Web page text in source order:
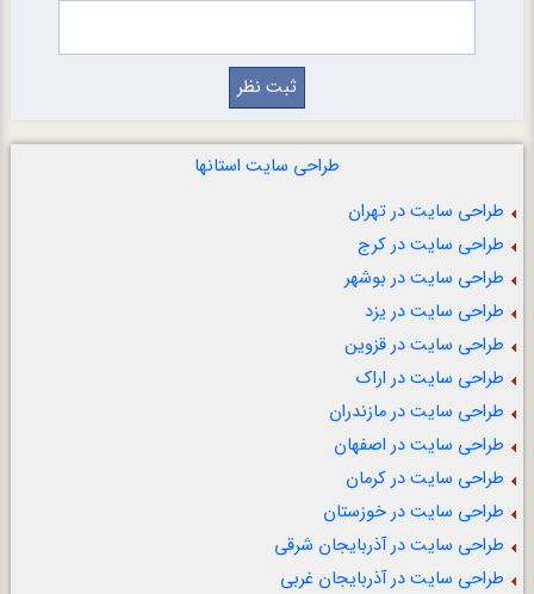
طراحی سایت استانها
طراحی سایت در تهران
طراحی سایت در کرج
طراحی سایت در بوشهر
طراحی سایت در یزد
طراحی سایت در قزوین
طراحی سایت در اراک
طراحی سایت در مازندران
طراحی سایت در اصفهان
طراحی سایت در کرمان
طراحی سایت در خوزستان
طراحی سایت در آذربایجان شرقی
طراحی سایت در آذربایجان غربی